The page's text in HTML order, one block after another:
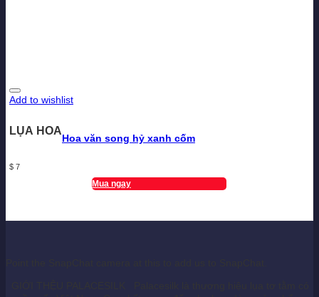
Add to wishlist
LỤA HOA
Hoa văn song hỷ xanh cốm
$ 7
Mua ngay